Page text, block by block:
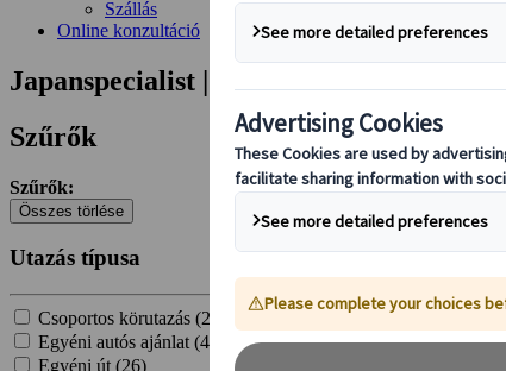
Szállás
Online konzultáció
Japanspecialist | Találat
Szűrők
Szűrők:
Összes törlése
Utazás típusa
Csoportos körutazás (20
Egyéni autós ajánlat (4
Egyéni út (26)